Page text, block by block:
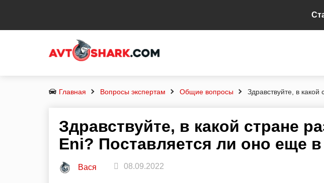
Главная Вопросы экспертам Общие вопросы Здравствуйте, в
Здравствуйте, в какой стране
Eni? Поставляется ли оно еще
Вася 08.09.2022